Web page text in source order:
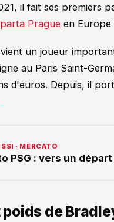
il fait ses premiers
Prague en Europe
un joueur
au Paris Saint-
d'euros. Depuis, il
· MERCATO
PSG : vers un
de